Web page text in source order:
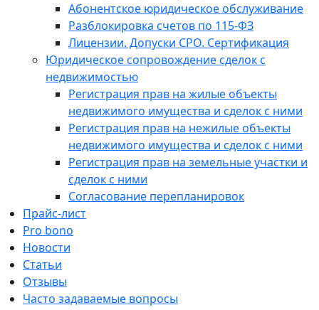
Абонентское юридическое обслуживание
Разблокировка счетов по 115-ФЗ
Лицензии. Допуски СРО. Сертификация
Юридическое сопровождение сделок с
недвижимостью
Регистрация прав на жилые объекты
недвижимого имущества и сделок с ними
Регистрация прав на нежилые объекты
недвижимого имущества и сделок с ними
Регистрация прав на земельные участки и
сделок с ними
Согласование перепланировок
Прайс-лист
Pro bono
Новости
Статьи
Отзывы
Часто задаваемые вопросы